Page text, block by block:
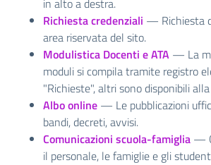
in alto a destra.
Richiesta credenziali — Richiesta
area riservata del sito.
Modulistica Docenti e ATA — La
moduli si compila tramite registro
"Richieste", altri sono disponibili
Albo online — Le pubblicazioni
bandi, decreti, avvisi.
Comunicazioni scuola-famiglia —
il personale, le famiglie e gli